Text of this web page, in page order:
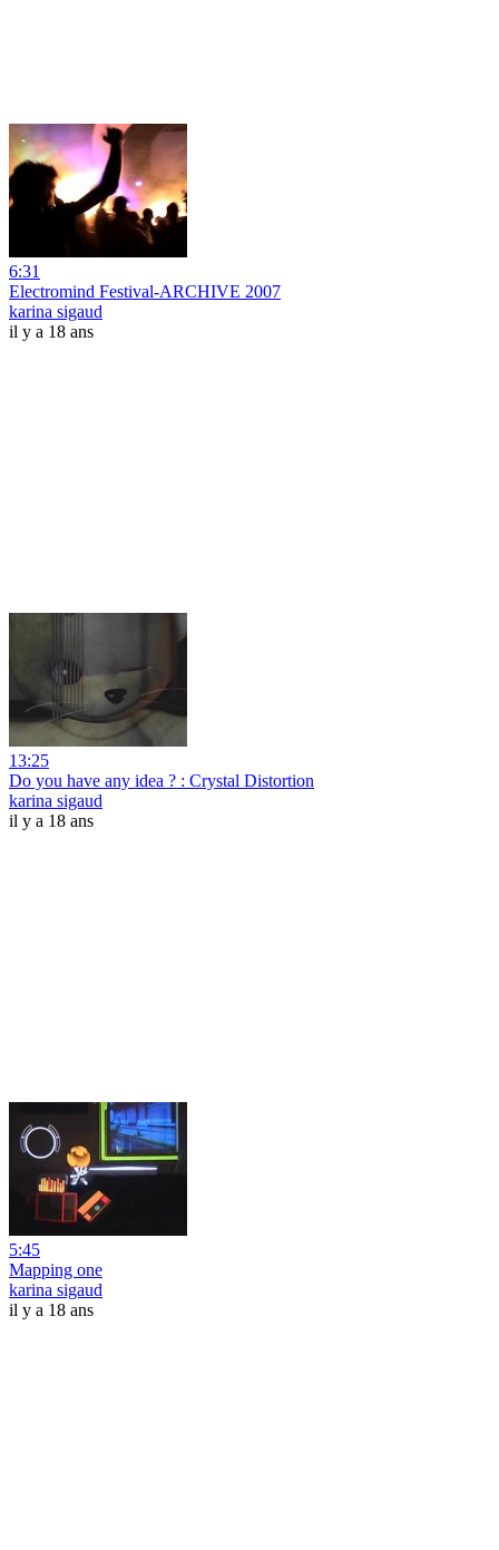
6:31
Electromind Festival-ARCHIVE 2007
karina sigaud
il y a 18 ans
13:25
Do you have any idea ? : Crystal Distortion
karina sigaud
il y a 18 ans
5:45
Mapping one
karina sigaud
il y a 18 ans